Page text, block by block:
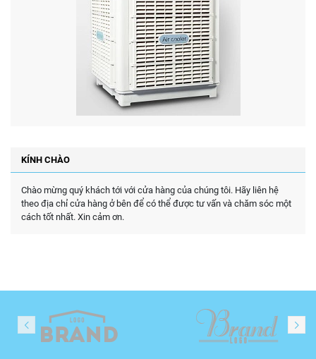
KÍNH CHÀO
Chào mừng quý khách tới với cửa hàng của chúng tôi. Hãy liên hệ
theo địa chỉ cửa hàng ở bên để có thể được tư vấn và chăm sóc một
cách tốt nhất. Xin cảm ơn.